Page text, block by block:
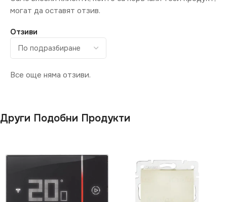
Отзиви
Все още няма отзиви.
могат да оставят отзив.
Други Подобни Продукти